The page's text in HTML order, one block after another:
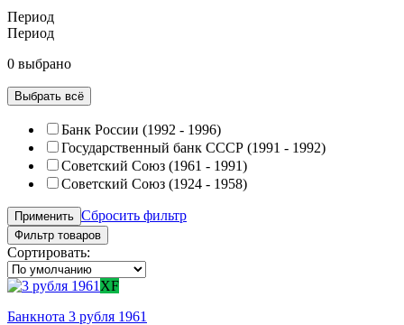
Период
Период
0 выбрано
Выбрать всё
Банк России (1992 - 1996)
Государственный банк СССР (1991 - 1992)
Советский Союз (1961 - 1991)
Советский Союз (1924 - 1958)
Применить Сбросить фильтр
Фильтр товаров
Сортировать:
XF
Банкнота 3 рубля 1961